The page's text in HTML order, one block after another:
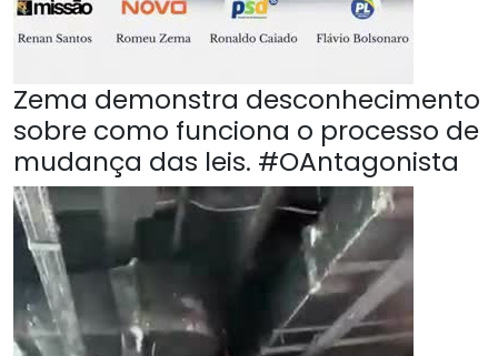
Zema demonstra desconhecimento
sobre como funciona o processo de
mudança das leis. #OAntagonista